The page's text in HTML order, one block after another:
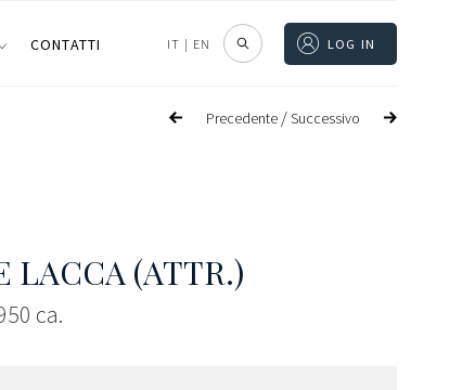
CONTATTI IT | EN LOG IN
Precedente /Successivo
LACCA (ATTR.)
ca.